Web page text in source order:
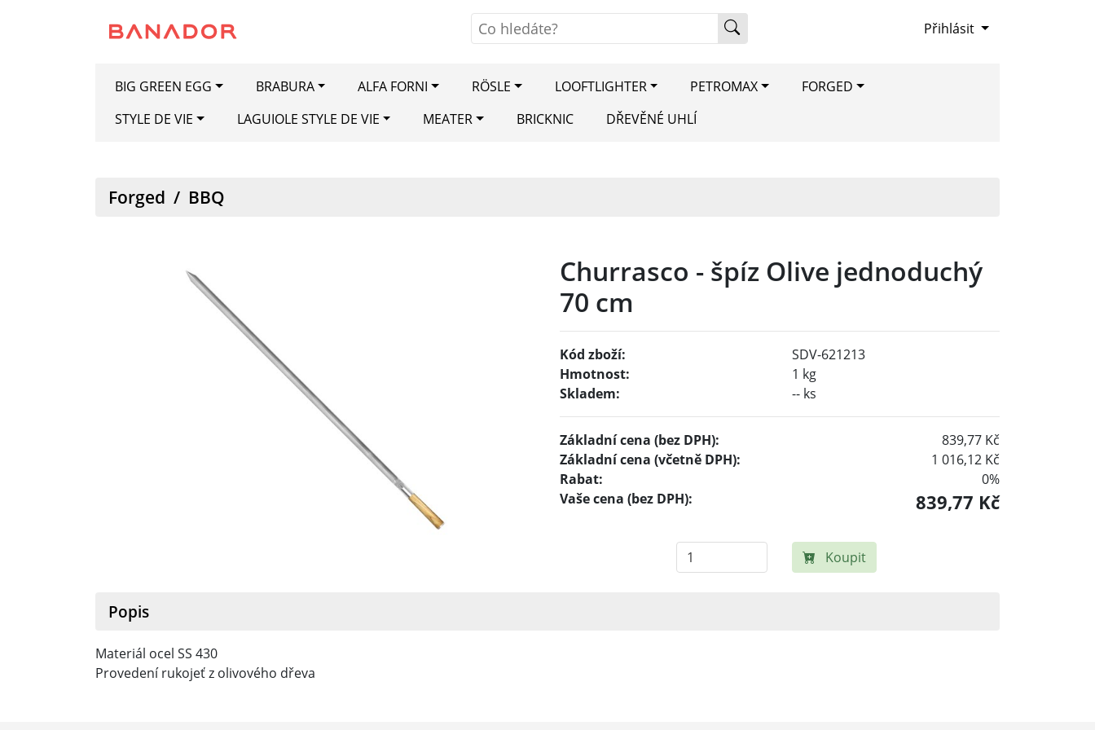
Přihlásit
BIG GREEN EGG BRABURA ALFA FORNI RÖSLE LOOFTLIGHTER PETROMAX
FORGED
STYLE DE VIE
LAGUIOLE STYLE DE VIE MEATER BRICKNIC DŘEVĚNÉ UHLÍ
Forged / BBQ
Churrasco - špíz Olive jednoduchý
70 cm
Kód zboží:
SDV-621213
Hmotnost:
1 kg
Skladem:
-- ks
Základní cena (bez DPH):
839,77 Kč
Základní cena (včetně DPH):
1 016,12 Kč
Rabat:
0%
Vaše cena (bez DPH):
839,77 Kč
Koupit
Popis
Materiál ocel SS 430
Provedení rukojeť z olivového dřeva